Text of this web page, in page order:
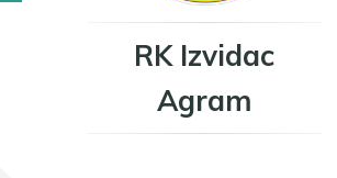
RK Izvidac
Agram